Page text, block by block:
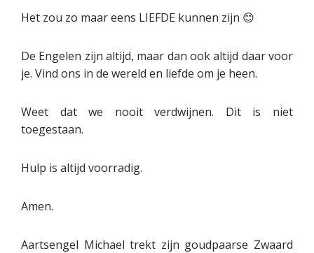
Het zou zo maar eens LIEFDE kunnen zijn 😊
De Engelen zijn altijd, maar dan ook altijd daar voor
je. Vind ons in de wereld en liefde om je heen.
Weet dat we nooit verdwijnen. Dit is niet
toegestaan.
Hulp is altijd voorradig.
Amen.
Aartsengel Michael trekt zijn goudpaarse Zwaard